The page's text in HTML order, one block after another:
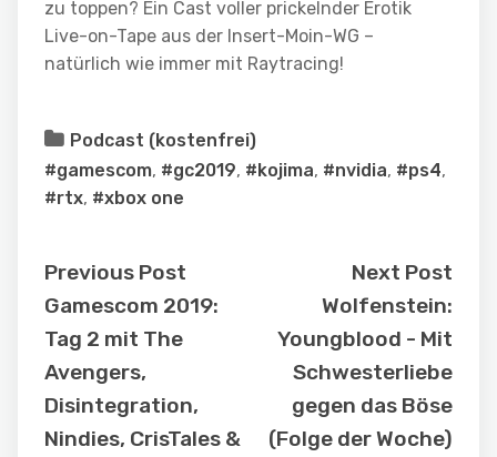
zu toppen? Ein Cast voller prickelnder Erotik
Live-on-Tape aus der Insert-Moin-WG –
natürlich wie immer mit Raytracing!
Podcast (kostenfrei)
#gamescom, #gc2019, #kojima, #nvidia, #ps4,
#rtx, #xbox one
Previous Post
Gamescom 2019:
Tag 2 mit The
Avengers,
Disintegration,
Nindies, CrisTales &
Next Post
Wolfenstein:
Youngblood - Mit
Schwesterliebe
gegen das Böse
(Folge der Woche)